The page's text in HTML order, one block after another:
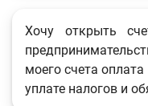
Хочу открыть
моего счета
уплате налогов и